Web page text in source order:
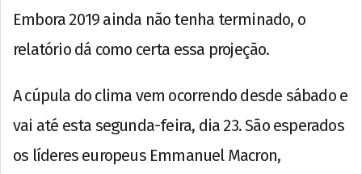
Embora 2019 ainda não tenha terminado, o
relatório dá como certa essa projeção.
A cúpula do clima vem ocorrendo desde sábado e
vai até esta segunda-feira, dia 23. São esperados
os líderes europeus Emmanuel Macron,